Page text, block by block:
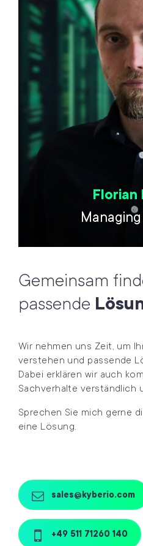
Florian
Gemeinsam
passende
Wir nehmen uns Zeit, um
verstehen und passende
Dabei erklären wir auch
Sachverhalte verständlich
Sprechen Sie mich gerne
eine Lösung.
sales@kyberio.com
+49 511 71260 140